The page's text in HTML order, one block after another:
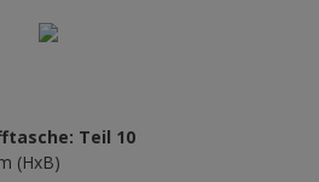
Teil 10
(HxB)